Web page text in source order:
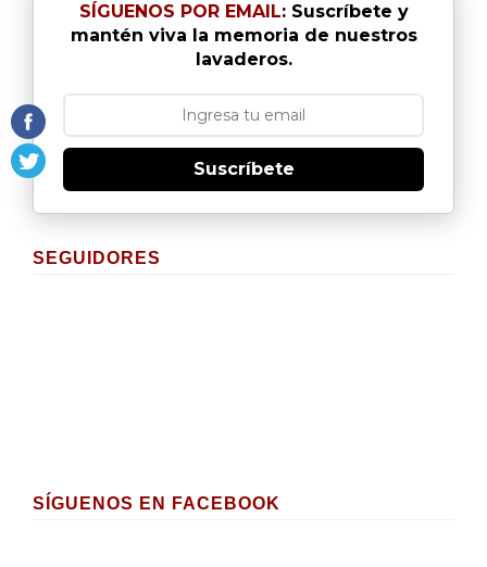
SÍGUENOS POR EMAIL: Suscríbete y
mantén viva la memoria de nuestros
lavaderos.
Suscríbete
SEGUIDORES
SÍGUENOS EN FACEBOOK